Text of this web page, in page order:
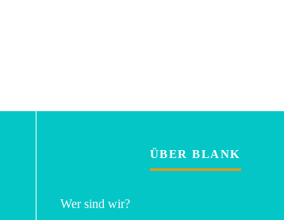
ÜBER BLANK
Wer sind wir?